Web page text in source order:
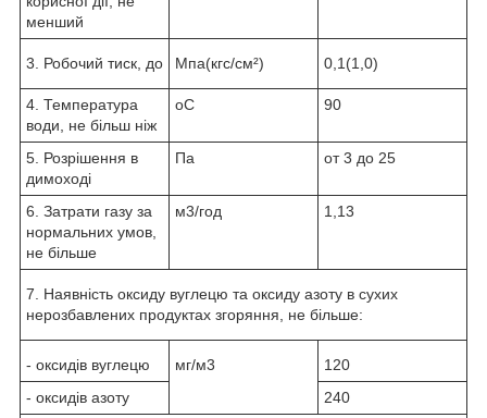
менший
3. Робочий тиск, до Мпа(кгс/см²) 0,1(1,0)
4. Температура
води, не більш ніж
oС 90
5. Розрішення в
димоході
Па от 3 до 25
6. Затрати газу за
нормальних умов,
не більше
м3/год 1,13
7. Наявність оксиду вуглецю та оксиду азоту в сухих
нерозбавлених продуктах згоряння, не більше:
- оксидів вуглецю мг/м3
120
- оксидів азоту
240